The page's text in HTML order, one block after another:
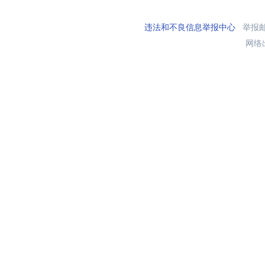
违法和不良信息举报中心举报
网